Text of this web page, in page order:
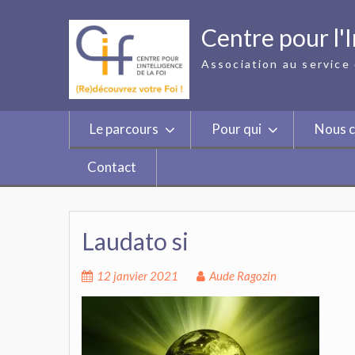
Centre pour
Association au
Le parcours Pour qui Nous
Contact
Laudato si
12 janvier 2021 Aude Ragozin